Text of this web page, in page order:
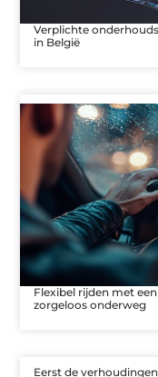
Verplichte
in België
Flexibel rijden met
zorgeloos onderweg
Eerst de